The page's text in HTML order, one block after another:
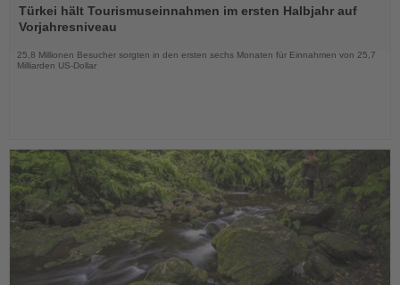
Sie
die
Nachrichten
Türkei hält Tourismuseinnahmen im ersten Halbjahr auf
Vorjahresniveau
25,8 Millionen Besucher sorgten in den ersten sechs Monaten für Einnahmen von 25,7
Milliarden US-Dollar